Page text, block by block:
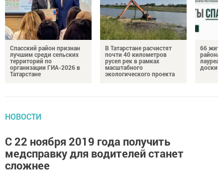
Спасский район признан
лучшим среди сельских
территорий по
организации ГИА-2026 в
Татарстане
В Татарстане расчистят
почти 40 километров
русел рек в рамках
масштабного
экологического проекта
66
района
доски
НОВОСТИ
С 22 ноября 2019 года получить
медсправку для водителей станет
сложнее